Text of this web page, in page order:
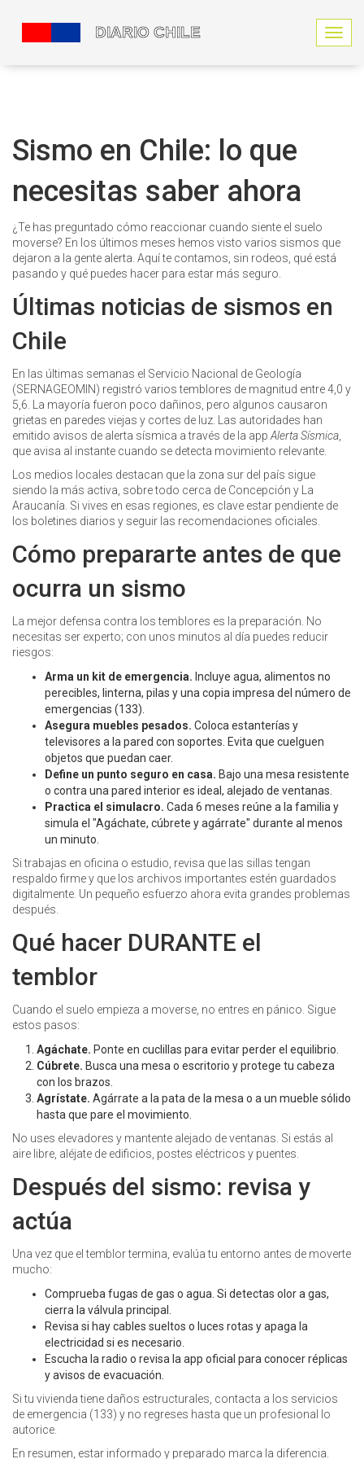
N
a
a
l
Sismo en Chile: lo que
necesitas saber ahora
¿Te has preguntado cómo reaccionar cuando siente el suelo
moverse? En los últimos meses hemos visto varios sismos que
dejaron a la gente alerta. Aquí te contamos, sin rodeos, qué está
pasando y qué puedes hacer para estar más seguro.
Últimas noticias de sismos en
Chile
En las últimas semanas el Servicio Nacional de Geología
(SERNAGEOMIN) registró varios temblores de magnitud entre 4,0 y
5,6. La mayoría fueron poco dañinos, pero algunos causaron
grietas en paredes viejas y cortes de luz. Las autoridades han
emitido avisos de alerta sísmica a través de la app Alerta Sísmica
que avisa al instante cuando se detecta movimiento relevante.
Los medios locales destacan que la zona sur del país sigue
siendo la más activa, sobre todo cerca de Concepción y La
Araucanía. Si vives en esas regiones, es clave estar pendiente de
los boletines diarios y seguir las recomendaciones oficiales.
Cómo prepararte antes de que
ocurra un sismo
La mejor defensa contra los temblores es la preparación. No
necesitas ser experto; con unos minutos al día puedes reducir
riesgos:
Arma un kit de emergencia. Incluye agua, alimentos no
perecibles, linterna, pilas y una copia impresa del número de
emergencias (133).
Asegura muebles pesados. Coloca estanterías y
televisores a la pared con soportes. Evita que cuelguen
objetos que puedan caer.
Define un punto seguro en casa. Bajo una mesa resistente
o contra una pared interior es ideal, alejado de ventanas.
Practica el simulacro. Cada 6 meses reúne a la familia y
simula el "Agáchate, cúbrete y agárrate" durante al menos
un minuto.
Si trabajas en oficina o estudio, revisa que las sillas tengan
respaldo firme y que los archivos importantes estén guardados
digitalmente. Un pequeño esfuerzo ahora evita grandes problemas
después.
Qué hacer DURANTE el
temblor
Cuando el suelo empieza a moverse, no entres en pánico. Sigue
estos pasos:
Agáchate. Ponte en cuclillas para evitar perder el equilibrio.
Cúbrete. Busca una mesa o escritorio y protege tu cabeza
con los brazos.
Agrístate. Agárrate a la pata de la mesa o a un mueble sólido
hasta que pare el movimiento.
No uses elevadores y mantente alejado de ventanas. Si estás al
aire libre, aléjate de edificios, postes eléctricos y puentes.
Después del sismo: revisa y
actúa
Una vez que el temblor termina, evalúa tu entorno antes de moverte
mucho:
Comprueba fugas de gas o agua. Si detectas olor a gas,
cierra la válvula principal.
Revisa si hay cables sueltos o luces rotas y apaga la
electricidad si es necesario.
Escucha la radio o revisa la app oficial para conocer réplicas
y avisos de evacuación.
Si tu vivienda tiene daños estructurales, contacta a los servicios
de emergencia (133) y no regreses hasta que un profesional lo
autorice.
En resumen, estar informado y preparado marca la diferencia.